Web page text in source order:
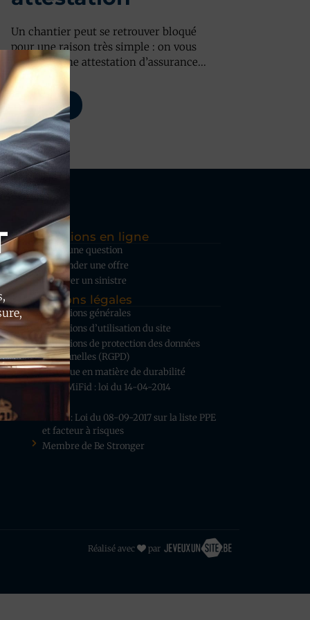
Un chantier peut se retrouver bloqué
pour une raison très simple : on vous
demande une attestation d’assurance...
Lire plus
Opérations en ligne
Poser une question
Demander une offre
Déclarer un sinistre
Mentions légales
Conditions générales
Conditions d’utilisation du site
Conditions de protection des données
personnelles (RGPD)
Politique en matière de durabilité
AssurMiFid : loi du 14-04-2014
BC-FT : Loi du 08-09-2017 sur la liste PPE
et facteur à risques
Membre de Be Stronger
Réalisé avec par